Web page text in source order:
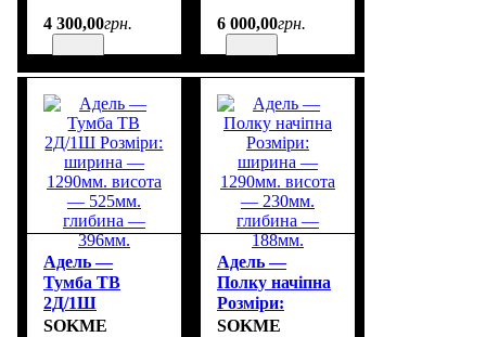
— 1905мм.
4 300,00грн.
— 1675мм.
6 000,00грн.
Адель —
Тумба ТВ
2Д/1Ш
Розміри:
SOKME
Адель —
Полку начіпна
Розміри:
ширина —
SOKME